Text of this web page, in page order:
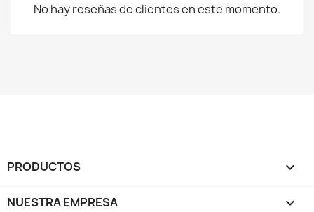
No hay reseñas de clientes en este momento.
PRODUCTOS 
NUESTRA EMPRESA 